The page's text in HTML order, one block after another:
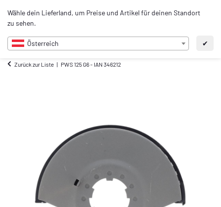
Wähle dein Lieferland, um Preise und Artikel für deinen Standort
zu sehen.
Österreich ✔
DE
Zurück zur Liste PWS 125 G6 - IAN 346212